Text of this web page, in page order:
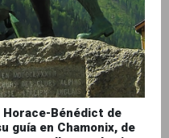
Horace-Bénédict de
guía en Chamonix, de